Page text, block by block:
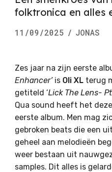
folktronica en alles
11/09/2025 / JONAS
Zes jaar na zijn eerste
Enhancer’is Oli XL terug
getiteld ‘Lick The Lens-
Qua sound heeft het
eerste album. Men mag
gebroken beats die een
geheel aan melodieën
weer bestaan uit
samples. Dit alles is